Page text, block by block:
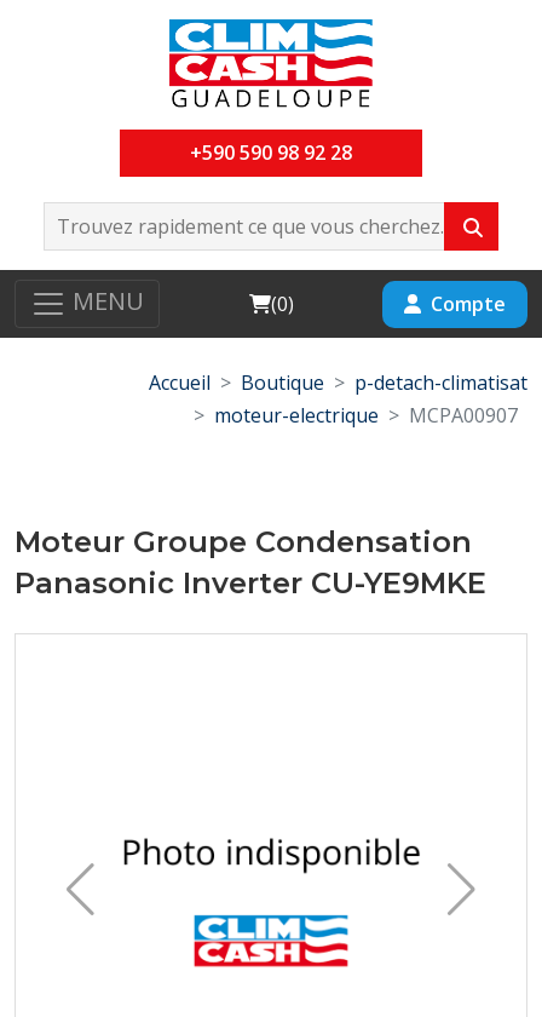
+590 590 98 92 28
MENU Cart
(0) Compte
Accueil Boutique
p-detach-climatisat
moteur-electrique
MCPA00907
Moteur Groupe Condensation
Panasonic Inverter CU-YE9MKE